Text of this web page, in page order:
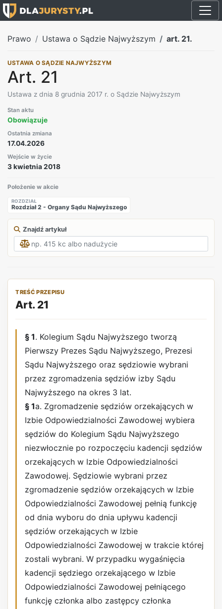
Prawo Ustawa o Sądzie Najwyższym art. 21.
USTAWA O SĄDZIE NAJWYŻSZYM
Art. 21
Ustawa z dnia 8 grudnia 2017 r. o Sądzie Najwyższym
Stan aktu
Obowiązuje
Ostatnia zmiana
17.04.2026
Wejście w życie
3 kwietnia 2018
Położenie w akcie
ROZDZIAŁ
Rozdział 2 - Organy Sądu Najwyższego
Znajdź artykuł
TREŚĆ PRZEPISU
Art. 21
§ 1. Kolegium Sądu Najwyższego tworzą
Pierwszy Prezes Sądu Najwyższego, Prezesi
Sądu Najwyższego oraz sędziowie wybrani
przez zgromadzenia sędziów izby Sądu
Najwyższego na okres 3 lat.
§ 1a. Zgromadzenie sędziów orzekających w
Izbie Odpowiedzialności Zawodowej wybiera
sędziów do Kolegium Sądu Najwyższego
niezwłocznie po rozpoczęciu kadencji sędziów
orzekających w Izbie Odpowiedzialności
Zawodowej. Sędziowie wybrani przez
zgromadzenie sędziów orzekających w Izbie
Odpowiedzialności Zawodowej pełnią funkcję
od dnia wyboru do dnia upływu kadencji
sędziów orzekających w Izbie
Odpowiedzialności Zawodowej w trakcie której
zostali wybrani. W przypadku wygaśnięcia
kadencji sędziego orzekającego w Izbie
Odpowiedzialności Zawodowej pełniącego
funkcję członka albo zastępcy członka